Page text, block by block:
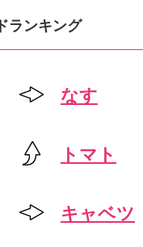
ランキング
なす
トマト
キャベツ